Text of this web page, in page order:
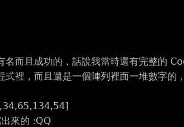
而且成功的，話說我當時還有完整的
裡，而且還是一個陣列裡面一堆數字的
來的 :QQ